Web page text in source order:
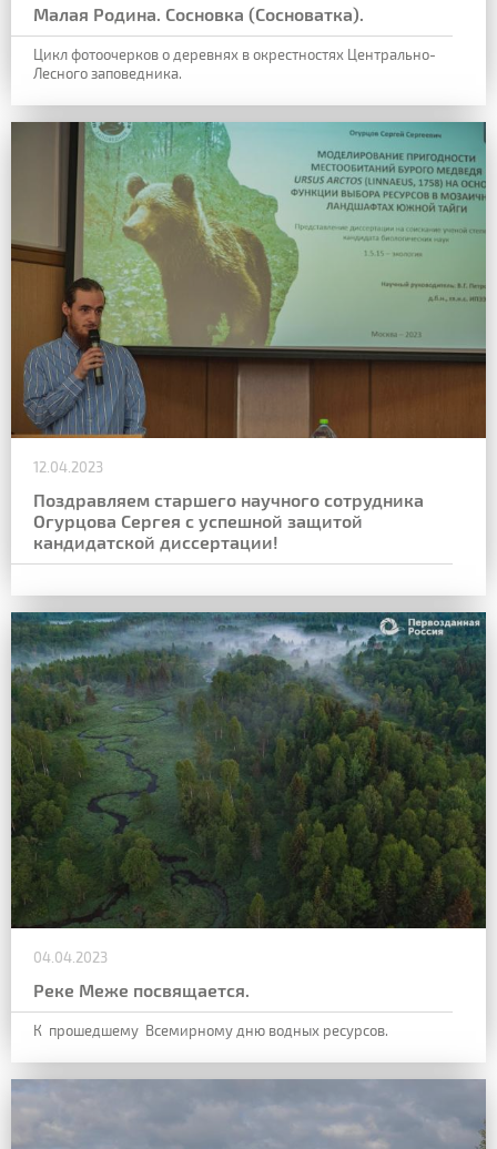
Малая Родина. Сосновка (Сосноватка).
Цикл фотоочерков о деревнях в окрестностях Центрально-
Лесного заповедника.
12.04.2023
Поздравляем старшего научного сотрудника
Огурцова Сергея с успешной защитой
кандидатской диссертации!
04.04.2023
Реке Меже посвящается.
К прошедшему Всемирному дню водных ресурсов.